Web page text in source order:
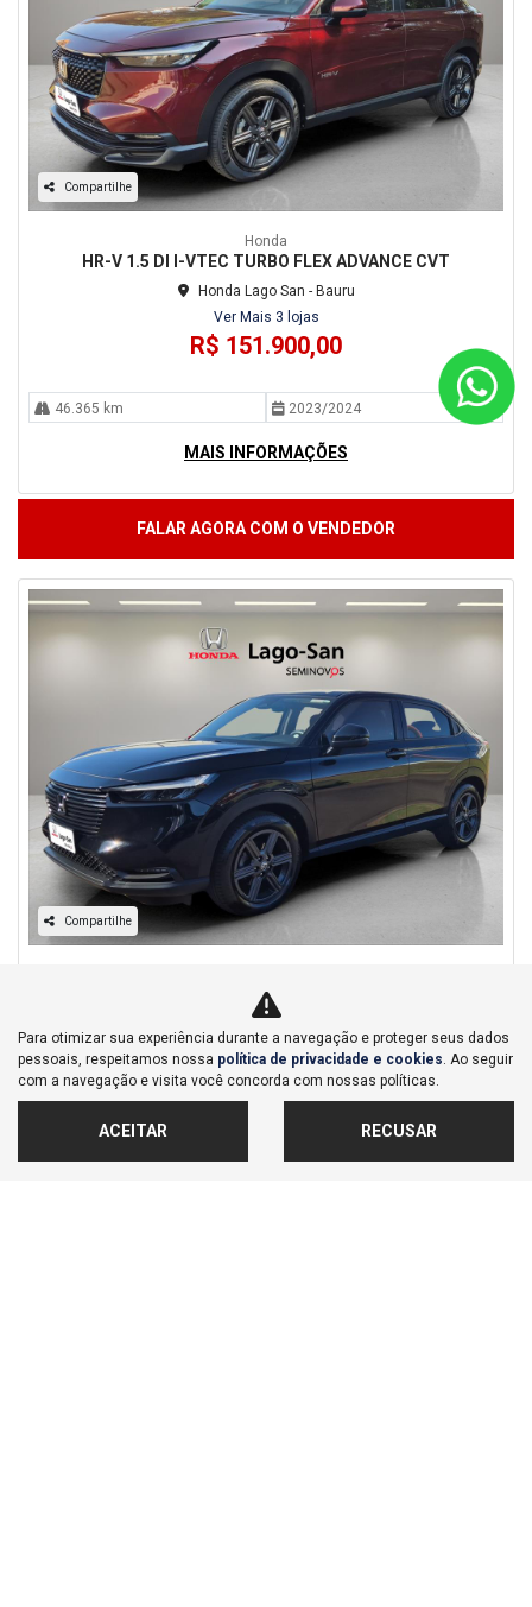
Compartilhe
Honda
HR-V 1.5 DI I-VTEC TURBO FLEX ADVANCE CVT
Honda Lago San - Bauru
Ver Mais 3 lojas
R$ 151.900,00
46.365 km 2023/2024
MAIS INFORMAÇÕES
FALAR AGORA COM O VENDEDOR
Compartilhe
HR-V 1.5 DI I-VTEC FLEX EXL CVT
Ver Mais 3 lojas
R$ 151.900,00
Para otimizar sua experiência durante a navegação e proteger seus dados
pessoais, respeitamos nossa política de privacidade e cookies. Ao seguir
com a navegação e visita você concorda com nossas políticas.
ACEITAR RECUSAR